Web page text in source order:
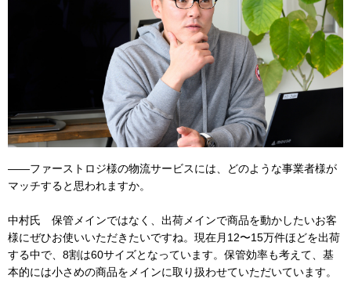
――ファーストロジ様の物流サービスには、どのような事業者様が
マッチすると思われますか。
中村氏 保管メインではなく、出荷メインで商品を動かしたいお客
様にぜひお使いいただきたいですね。現在月12〜15万件ほどを出荷
する中で、8割は60サイズとなっています。保管効率も考えて、基
本的には小さめの商品をメインに取り扱わせていただいています。